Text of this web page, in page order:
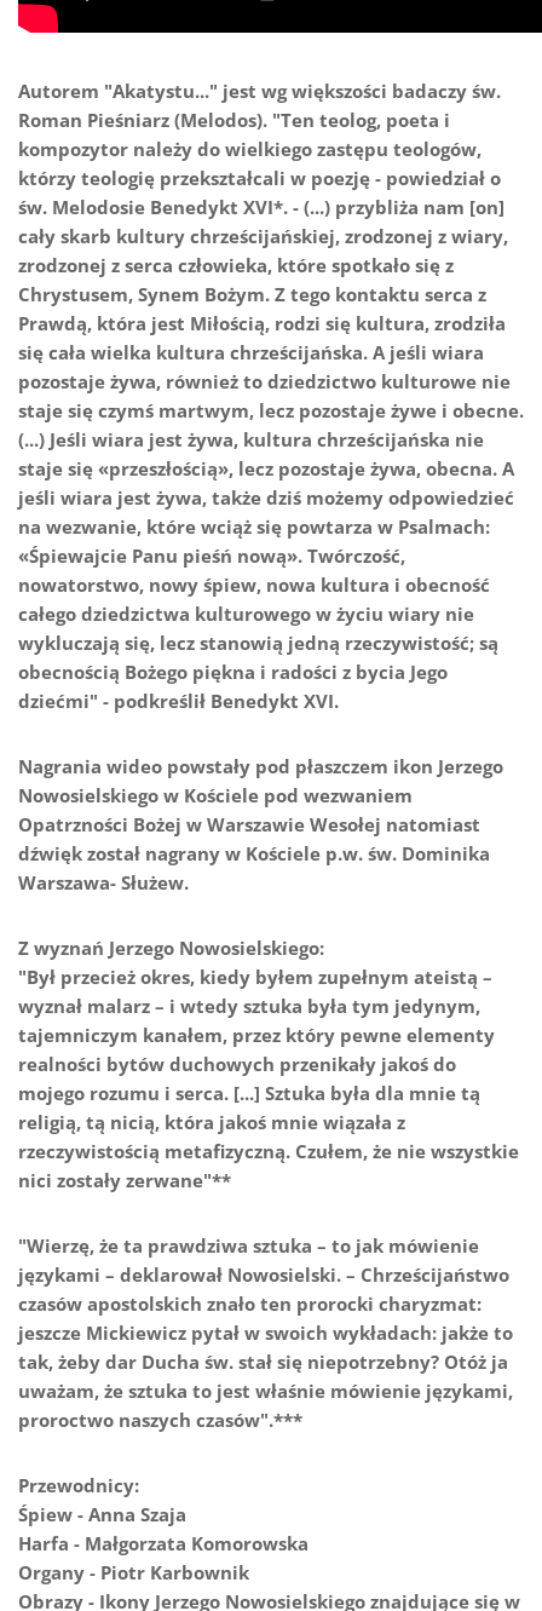
Autorem "Akatystu..." jest wg większości badaczy św.
Roman Pieśniarz (Melodos). "Ten teolog, poeta i
kompozytor należy do wielkiego zastępu teologów,
którzy teologię przekształcali w poezję - powiedział o
św. Melodosie Benedykt XVI*. - (...) przybliża nam [on]
cały skarb kultury chrześcijańskiej, zrodzonej z wiary,
zrodzonej z serca człowieka, które spotkało się z
Chrystusem, Synem Bożym. Z tego kontaktu serca z
Prawdą, która jest Miłością, rodzi się kultura, zrodziła
się cała wielka kultura chrześcijańska. A jeśli wiara
pozostaje żywa, również to dziedzictwo kulturowe nie
staje się czymś martwym, lecz pozostaje żywe i obecne.
(...) Jeśli wiara jest żywa, kultura chrześcijańska nie
staje się «przeszłością», lecz pozostaje żywa, obecna. A
jeśli wiara jest żywa, także dziś możemy odpowiedzieć
na wezwanie, które wciąż się powtarza w Psalmach:
«Śpiewajcie Panu pieśń nową». Twórczość,
nowatorstwo, nowy śpiew, nowa kultura i obecność
całego dziedzictwa kulturowego w życiu wiary nie
wykluczają się, lecz stanowią jedną rzeczywistość; są
obecnością Bożego piękna i radości z bycia Jego
dziećmi" - podkreślił Benedykt XVI.
Nagrania wideo powstały pod płaszczem ikon Jerzego
Nowosielskiego w Kościele pod wezwaniem
Opatrzności Bożej w Warszawie Wesołej natomiast
dźwięk został nagrany w Kościele p.w. św. Dominika
Warszawa- Służew.
Z wyznań Jerzego Nowosielskiego:
"Był przecież okres, kiedy byłem zupełnym ateistą –
wyznał malarz – i wtedy sztuka była tym jedynym,
tajemniczym kanałem, przez który pewne elementy
realności bytów duchowych przenikały jakoś do
mojego rozumu i serca. [...] Sztuka była dla mnie tą
religią, tą nicią, która jakoś mnie wiązała z
rzeczywistością metafizyczną. Czułem, że nie wszystkie
nici zostały zerwane"**
"Wierzę, że ta prawdziwa sztuka – to jak mówienie
językami – deklarował Nowosielski. – Chrześcijaństwo
czasów apostolskich znało ten prorocki charyzmat:
jeszcze Mickiewicz pytał w swoich wykładach: jakże to
tak, żeby dar Ducha św. stał się niepotrzebny? Otóż ja
uważam, że sztuka to jest właśnie mówienie językami,
proroctwo naszych czasów".***
Przewodnicy:
Śpiew - Anna Szaja
Harfa - Małgorzata Komorowska
Organy - Piotr Karbownik
Obrazy - Ikony Jerzego Nowosielskiego znajdujące się w